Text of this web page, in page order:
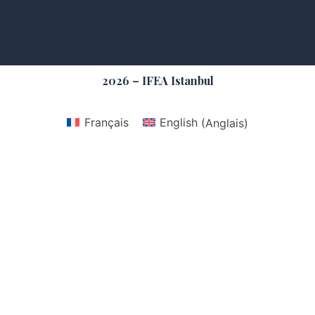
2026 – IFEA Istanbul
Français English(Anglais)